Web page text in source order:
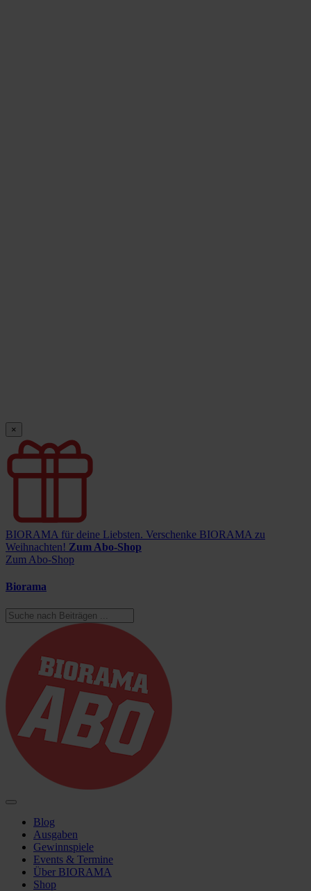
×
BIORAMA für deine Liebsten. Verschenke BIORAMA zu
Weihnachten! Zum Abo-Shop
Zum Abo-Shop
Biorama
Blog
Ausgaben
Gewinnspiele
Events & Termine
Über BIORAMA
Shop